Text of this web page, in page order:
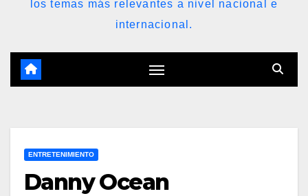
los temas más relevantes a nivel nacional e
internacional.
ENTRETENIMIENTO
Danny Ocean